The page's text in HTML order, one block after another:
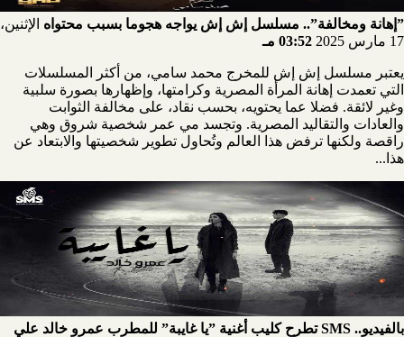
”إهانة ومخالفة”.. مسلسل إش إش يواجه هجوما بسبب محتواه الإثنين،
17 مارس 2025
03:52 مـ
يعتبر مسلسل إش إش للمخرج محمد سامي، من أكثر المسلسلات
التي تعمدت إهانة المرأة المصرية وكرامتها، وإظهارها بصورة سلبية
وغير لائقة. فضلا عما يحتويه، بحسب نقاد، على مخالفة الثوابت
والعادات والتقاليد المصرية. وتجسد مي عمر شخصية شروق وهي
راقصة ولكنها ترفض هذا العالم وتُحاول تطوير شخصيتها والابتعاد عن
هذا...
بالفيديو.. SMS تطرح كليب أغنية ”يا غايبة” للمطرب عمرو خالد علي